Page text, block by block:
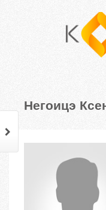
Негоицэ